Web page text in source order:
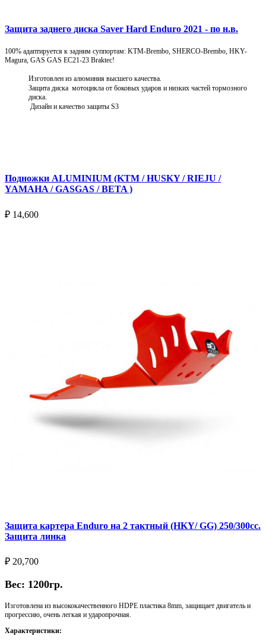
Защита заднего диска Saver Hard Enduro 2021 - по н.в.
100% адаптируется к задним суппортам: KTM-Brembo, SHERCO-Brembo, HKY-
Magura, GAS GAS EC21-23 Braktec!
Изготовлен из алюминия высшего качества.
Защита диска мотоцикла от боковых ударов и низких частей тормозного
диска.
Дизайн и качество защиты S3
Подножки ALUMINIUM (KTM / HUSKY / RIEJU /
YAMAHA / GASGAS / BETA )
₽ 14,600
Защита картера Enduro на 2 тактный (HKY/ GG) 250/300cc.
Защита линка
₽ 20,700
Вес: 1200гр.
Изготовлена из высококачественного HDPE пластика 8mm, защищает двигатель и
прогрессию, очень легкая и ударопрочная.
Характеристики: